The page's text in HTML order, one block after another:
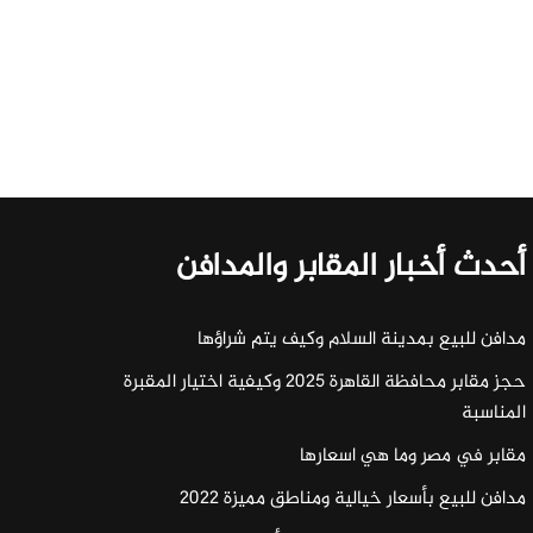
أحدث أخبار المقابر والمدافن
مدافن للبيع بمدينة السلام وكيف يتم شراؤها
حجز مقابر محافظة القاهرة 2025 وكيفية اختيار المقبرة
المناسبة
مقابر في مصر وما هي اسعارها
مدافن للبيع بأسعار خيالية ومناطق مميزة 2022